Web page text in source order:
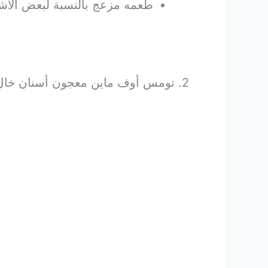
طعمه مزعج بالنسبة لبعض
2. تومس أوف ماين معجون أسنان خال من الفلورايد ومضاد للبلاك